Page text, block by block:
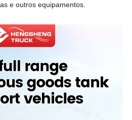
e outros equipamentos.